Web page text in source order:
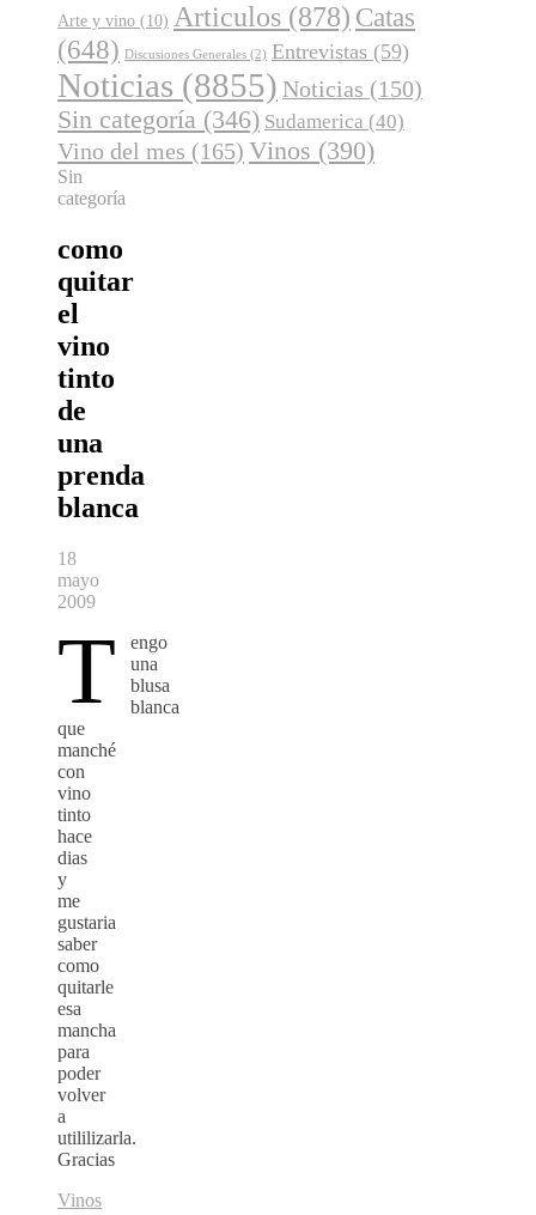
Arte y vino (10) Articulos (878) Catas
(648) Discusiones Generales (2) Entrevistas (59)
Noticias (8855) Noticias (150)
Sin categoría (346) Sudamerica (40)
Vino del mes (165) Vinos (390)
Sin
categoría
como
quitar
el
vino
tinto
de
una
prenda
blanca
18
mayo
2009
T
engo
una
blusa
blanca
que
manché
con
vino
tinto
hace
dias
y
me
gustaria
saber
como
quitarle
esa
mancha
para
poder
volver
a
utililizarla.
Gracias
Vinos